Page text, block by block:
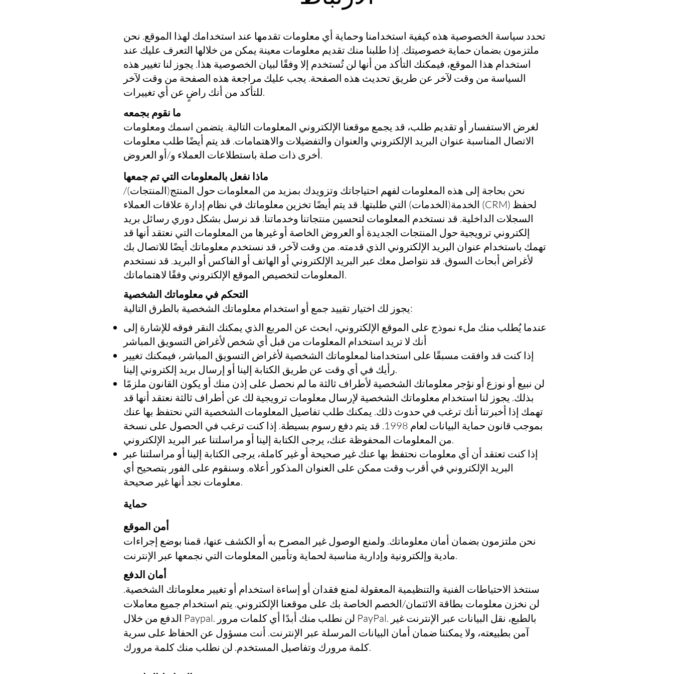
تحدد سياسة الخصوصية هذه كيفية استخدامنا وحماية أي معلومات تقدمها عند استخدامك لهذا الموقع. نحن
ملتزمون بضمان حماية خصوصيتك. إذا طلبنا منك تقديم معلومات معينة يمكن من خلالها التعرف عليك عند
استخدام هذا الموقع، فيمكنك التأكد من أنها لن تُستخدم إلا وفقًا لبيان الخصوصية هذا. يجوز لنا تغيير هذه
السياسة من وقت لآخر عن طريق تحديث هذه الصفحة. يجب عليك مراجعة هذه الصفحة من وقت لآخر
للتأكد من أنك راضٍ عن أي تغييرات.
ماذا نفعل بالمعلومات التي تم جمعها
نحن بحاجة إلى هذه المعلومات لفهم احتياجاتك وتزويدك بمزيد من المعلومات حول المنتج(المنتجات)/
الخدمة(الخدمات) التي طلبتها. قد يتم أيضًا تخزين معلوماتك في نظام إدارة علاقات العملاء (CRM) لحفظ
السجلات الداخلية. قد نستخدم المعلومات لتحسين منتجاتنا وخدماتنا. قد نرسل بشكل دوري رسائل بريد
إلكتروني ترويجية حول المنتجات الجديدة أو العروض الخاصة أو غيرها من المعلومات التي نعتقد أنها قد
تهمك باستخدام عنوان البريد الإلكتروني الذي قدمته. من وقت لآخر، قد نستخدم معلوماتك أيضًا للاتصال بك
لأغراض أبحاث السوق. قد نتواصل معك عبر البريد الإلكتروني أو الهاتف أو الفاكس أو البريد. قد نستخدم
المعلومات لتخصيص الموقع الإلكتروني وفقًا لاهتماماتك.
ما نقوم بجمعه
لغرض الاستفسار أو تقديم طلب، قد يجمع موقعنا الإلكتروني المعلومات التالية. يتضمن اسمك ومعلومات
الاتصال المناسبة عنوان البريد الإلكتروني والعنوان والتفضيلات والاهتمامات. قد يتم أيضًا طلب معلومات
أخرى ذات صلة باستطلاعات العملاء و/أو العروض.
التحكم في معلوماتك الشخصية
يجوز لك اختيار تقييد جمع أو استخدام معلوماتك الشخصية بالطرق التالية:
عندما يُطلب منك ملء نموذج على الموقع الإلكتروني، ابحث عن المربع الذي يمكنك النقر فوقه للإشارة إلى
أنك لا تريد استخدام المعلومات من قبل أي شخص لأغراض التسويق المباشر
إذا كنت قد وافقت مسبقًا على استخدامنا لمعلوماتك الشخصية لأغراض التسويق المباشر، فيمكنك تغيير
رأيك في أي وقت عن طريق الكتابة إلينا أو إرسال بريد إلكتروني إلينا.
لن نبيع أو نوزع أو نؤجر معلوماتك الشخصية لأطراف ثالثة ما لم نحصل على إذن منك أو يكون القانون ملزمًا
بذلك. يجوز لنا استخدام معلوماتك الشخصية لإرسال معلومات ترويجية لك عن أطراف ثالثة نعتقد أنها قد
تهمك إذا أخبرتنا أنك ترغب في حدوث ذلك. يمكنك طلب تفاصيل المعلومات الشخصية التي نحتفظ بها عنك
بموجب قانون حماية البيانات لعام 1998. قد يتم دفع رسوم بسيطة. إذا كنت ترغب في الحصول على نسخة
من المعلومات المحفوظة عنك، يرجى الكتابة إلينا أو مراسلتنا عبر البريد الإلكتروني.
إذا كنت تعتقد أن أي معلومات نحتفظ بها عنك غير صحيحة أو غير كاملة، يرجى الكتابة إلينا أو مراسلتنا عبر
البريد الإلكتروني في أقرب وقت ممكن على العنوان المذكور أعلاه. وسنقوم على الفور بتصحيح أي
معلومات نجد أنها غير صحيحة.
حماية
أمن الموقع
نحن ملتزمون بضمان أمان معلوماتك. ولمنع الوصول غير المصرح به أو الكشف عنها، قمنا بوضع إجراءات
مادية وإلكترونية وإدارية مناسبة لحماية وتأمين المعلومات التي نجمعها عبر الإنترنت.
أمان الدفع
سنتخذ الاحتياطات الفنية والتنظيمية المعقولة لمنع فقدان أو إساءة استخدام أو تغيير معلوماتك الشخصية.
لن نخزن معلومات بطاقة الائتمان/الخصم الخاصة بك على موقعنا الإلكتروني. يتم استخدام جميع معاملات
الدفع من خلال Paypal. لن نطلب منك أبدًا أي كلمات مرور PayPal. بالطبع، نقل البيانات عبر الإنترنت غير
آمن بطبيعته، ولا يمكننا ضمان أمان البيانات المرسلة عبر الإنترنت. أنت مسؤول عن الحفاظ على سرية
كلمة مرورك وتفاصيل المستخدم. لن نطلب منك كلمة مرورك.